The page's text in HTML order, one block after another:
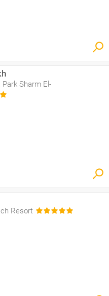
Sharm El-
Resort